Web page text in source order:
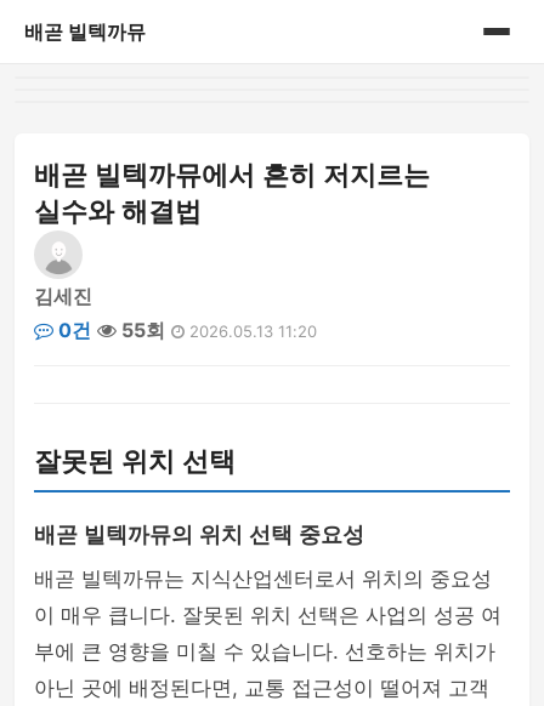
배곧 빌텍까뮤
배곧 빌텍까뮤에서 흔히 저지르는
실수와 해결법
김세진
0건
55회 2026.05.13 11:20
잘못된 위치 선택
배곧 빌텍까뮤의 위치 선택 중요성
배곧 빌텍까뮤는 지식산업센터로서 위치의 중요성
이 매우 큽니다. 잘못된 위치 선택은 사업의 성공 여
부에 큰 영향을 미칠 수 있습니다. 선호하는 위치가
아닌 곳에 배정된다면, 교통 접근성이 떨어져 고객